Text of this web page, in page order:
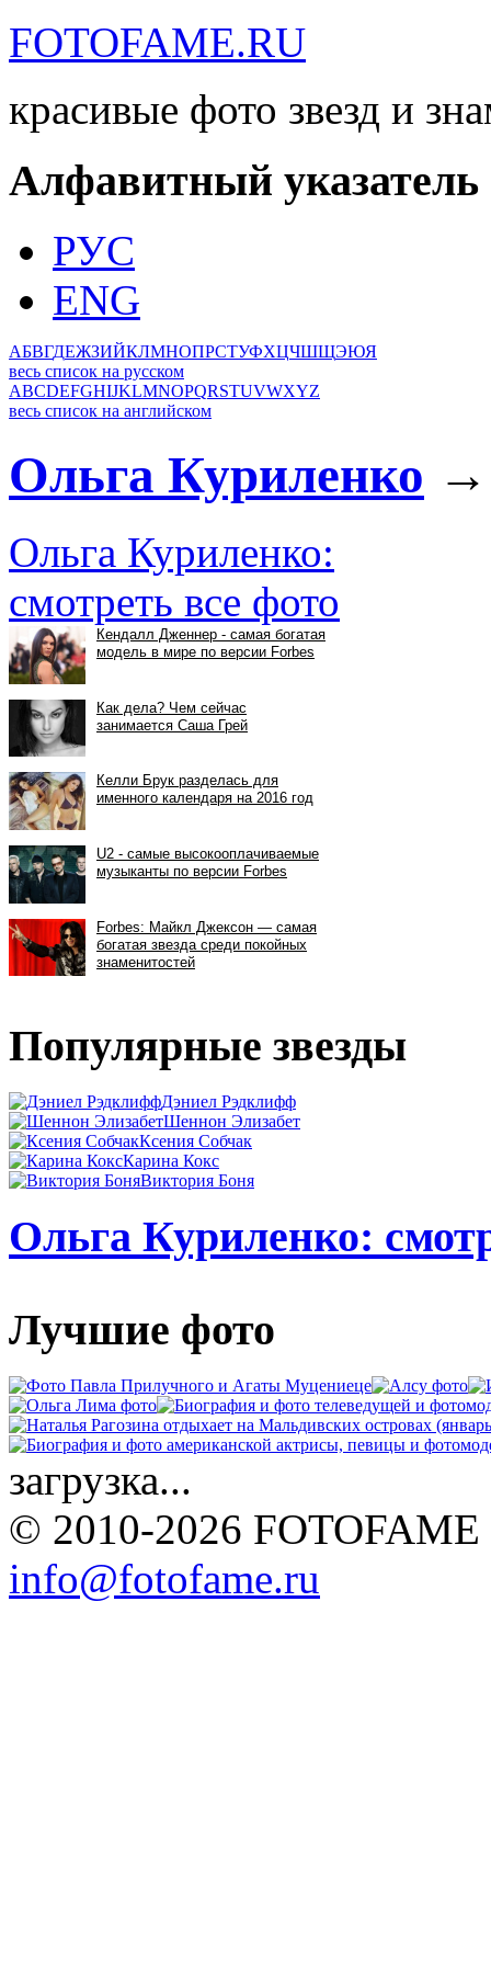
FOTOFAME.RU
красивые фото звезд и
Алфавитный указатель
РУС
ENG
АБВГДЕЖЗИЙКЛМНОПРСТУФХЦЧШЩЭЮЯ
весь список на русском
ABCDEFGHIJKLMNOPQRSTUVWXYZ
весь список на английском
Ольга Куриленко →
Ольга Куриленко:
смотреть все фото
Популярные звезды
Дэниел Рэдклифф
Шеннон Элизабет
Ксения Собчак
Карина Кокс
Виктория Боня
Ольга Куриленко:
Лучшие фото
загрузка...
© 2010-2026 FOTOFAME
info@fotofame.ru